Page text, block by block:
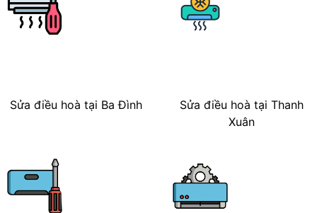
Sửa điều hoà tại Ba Đình
Sửa điều hoà tại Thanh
Xuân